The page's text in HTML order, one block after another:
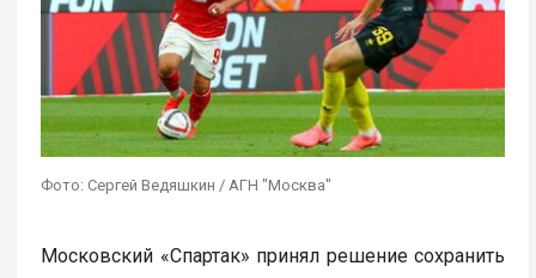
Фото: Сергей Ведяшкин / АГН "Москва"
Московский «Спартак» принял решение сохранить